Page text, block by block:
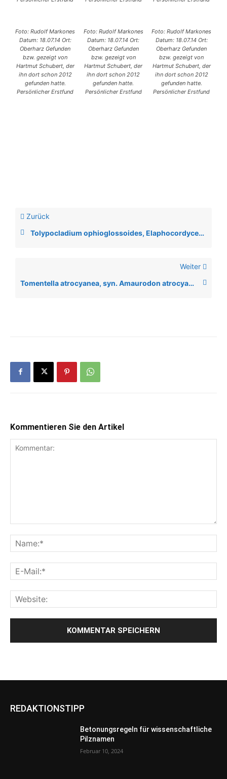
Foto: Rudolf Markones
Datum: 18.07.14 Ort:
Oberharz Gefunden
bzw. gezeigt von
Hartmut Schubert, der
ihn dort schon 2012
gefunden hatte.
Persönlicher Erstfund
Foto: Rudolf Markones
Datum: 18.07.14 Ort:
Oberharz Gefunden
bzw. gezeigt von
Hartmut Schubert, der
ihn dort schon 2012
gefunden hatte.
Persönlicher Erstfund
Foto: Rudolf Markones
Datum: 18.07.14 Ort:
Oberharz Gefunden
bzw. gezeigt von
Hartmut Schubert, der
ihn dort schon 2012
gefunden hatte.
Persönlicher Erstfund
Zurück
Tolypocladium ophioglossoides, Elaphocordyceps ophioglossoides
Weiter
Tomentella atrocyanea, syn. Amaurodon atrocyaneus
Kommentieren Sie den Artikel
REDAKTIONSTIPP
Betonungsregeln für wissenschaftliche
Pilznamen
Februar 10, 2024